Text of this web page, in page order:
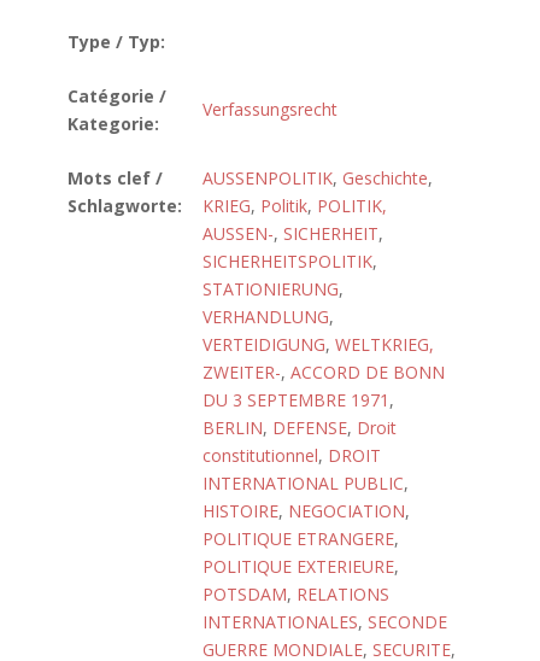
Type / Typ:
Catégorie /
Kategorie:
Verfassungsrecht
Mots clef /
Schlagworte:
AUSSENPOLITIK, Geschichte,
KRIEG, Politik, POLITIK,
AUSSEN-, SICHERHEIT,
SICHERHEITSPOLITIK,
STATIONIERUNG,
VERHANDLUNG,
VERTEIDIGUNG, WELTKRIEG,
ZWEITER-, ACCORD DE BONN
DU 3 SEPTEMBRE 1971 ,
BERLIN, DEFENSE, Droit
constitutionnel, DROIT
INTERNATIONAL PUBLIC,
HISTOIRE, NEGOCIATION,
POLITIQUE ETRANGERE,
POLITIQUE EXTERIEURE,
POTSDAM, RELATIONS
INTERNATIONALES, SECONDE
GUERRE MONDIALE, SECURITE,